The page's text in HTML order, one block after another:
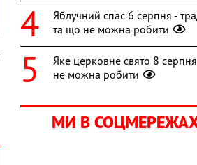
Яблучний спас 6 серпня -
та що не можна робити
Яке церковне свято 8
не можна робити
МИ В